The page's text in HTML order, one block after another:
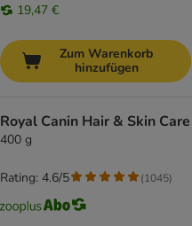
19,47 €
Zum Warenkorb
hinzufügen
Royal Canin Hair & Skin Care
400 g
Rating: 4.6/5 (1045)